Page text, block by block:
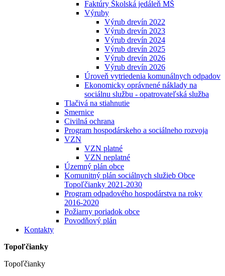
Faktúry Školská jedáleň MŠ
Výruby
Výrub drevín 2022
Výrub drevín 2023
Výrub drevín 2024
Výrub drevín 2025
Výrub drevín 2026
Výrub drevín 2026
Úroveň vytriedenia komunálnych odpadov
Ekonomicky oprávnené náklady na
sociálnu službu - opatrovateľská služba
Tlačivá na stiahnutie
Smernice
Civilná ochrana
Program hospodárskeho a sociálneho rozvoja
VZN
VZN platné
VZN neplatné
Územný plán obce
Komunitný plán sociálnych služieb Obce
Topoľčianky 2021-2030
Program odpadového hospodárstva na roky
2016-2020
Požiarny poriadok obce
Povodňový plán
Kontakty
Topoľčianky
Topoľčianky